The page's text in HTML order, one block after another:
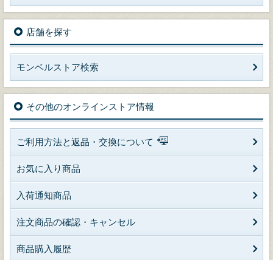
店舗を探す
モンベルストア検索
その他のオンラインストア情報
ご利用方法と返品・交換について
お気に入り商品
入荷通知商品
注文商品の確認・キャンセル
商品購入履歴